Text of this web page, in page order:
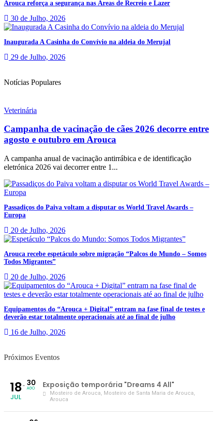
Arouca reforça a segurança nas Áreas de Recreio e Lazer
30 de Julho, 2026
Inaugurada A Casinha do Convívio na aldeia do Merujal
29 de Julho, 2026
Notícias Populares
Veterinária
Campanha de vacinação de cães 2026 decorre entre
agosto e outubro em Arouca
A campanha anual de vacinação antirrábica e de identificação
eletrónica 2026 vai decorrer entre 1...
Passadiços do Paiva voltam a disputar os World Travel Awards –
Europa
20 de Julho, 2026
Arouca recebe espetáculo sobre migração “Palcos do Mundo – Somos
Todos Migrantes”
20 de Julho, 2026
Equipamentos do “Arouca + Digital” entram na fase final de testes e
deverão estar totalmente operacionais até ao final de julho
16 de Julho, 2026
Próximos Eventos
18
JUL
30
AGO Exposição temporária "Dreams 4 All"
Mosteiro de Arouca, Mosteiro de Santa Maria de Arouca,
Arouca